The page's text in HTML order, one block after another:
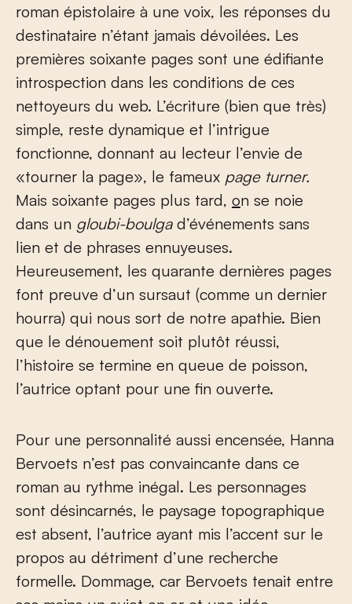
roman épistolaire à une voix, les réponses du
destinataire n’étant jamais dévoilées. Les
premières soixante pages sont une édifiante
introspection dans les conditions de ces
nettoyeurs du web. L’écriture (bien que très)
simple, reste dynamique et l’intrigue
fonctionne, donnant au lecteur l’envie de
«tourner la page», le fameux page turner.
Mais soixante pages plus tard, on se noie
dans un gloubi-boulgad’événements sans
lien et de phrases ennuyeuses.
Heureusement, les quarante dernières pages
font preuve d’un sursaut (comme un dernier
hourra) qui nous sort de notre apathie. Bien
que le dénouement soit plutôt réussi,
l’histoire se termine en queue de poisson,
l’autrice optant pour une fin ouverte.
Pour une personnalité aussi encensée, Hanna
Bervoets n’est pas convaincante dans ce
roman au rythme inégal. Les personnages
sont désincarnés, le paysage topographique
est absent, l’autrice ayant mis l’accent sur le
propos au détriment d’une recherche
formelle. Dommage, car Bervoets tenait entre